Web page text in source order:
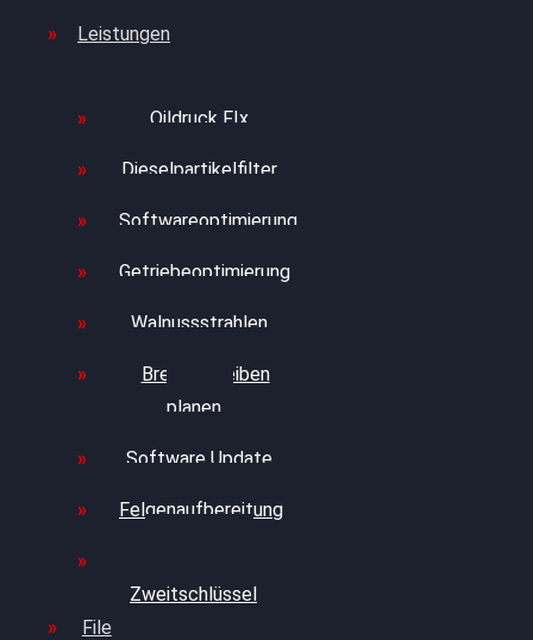
Leistungen
Oildruck FIx
Dieselpartikelfilter
Softwareoptimierung
Getriebeoptimierung
Walnussstrahlen
Bremsscheiben
planen
Software Update
Felgenaufbereitung
Zweitschlüssel
File